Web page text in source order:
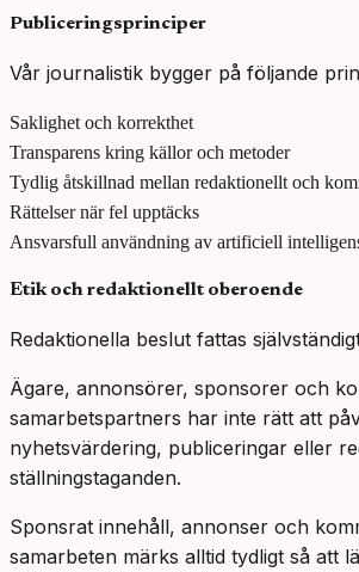
Publiceringsprinciper
Vår journalistik bygger på följande
Saklighet och korrekthet
Transparens kring källor och metoder
Tydlig åtskillnad mellan redaktionellt och
Rättelser när fel upptäcks
Ansvarsfull användning av artificiell
Etik och redaktionellt oberoende
Redaktionella beslut fattas
Ägare, annonsörer, sponsorer och
samarbetspartners har inte rätt att
nyhetsvärdering, publiceringar eller
ställningstaganden.
Sponsrat innehåll, annonser och
samarbeten märks alltid tydligt så att